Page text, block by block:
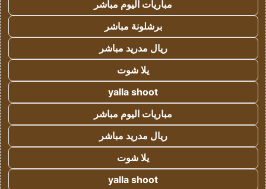
مباريات اليوم مباشر
برشلونة مباشر
ريال مدريد مباشر
يلا شوت
yalla shoot
مباريات اليوم مباشر
ريال مدريد مباشر
يلا شوت
yalla shoot